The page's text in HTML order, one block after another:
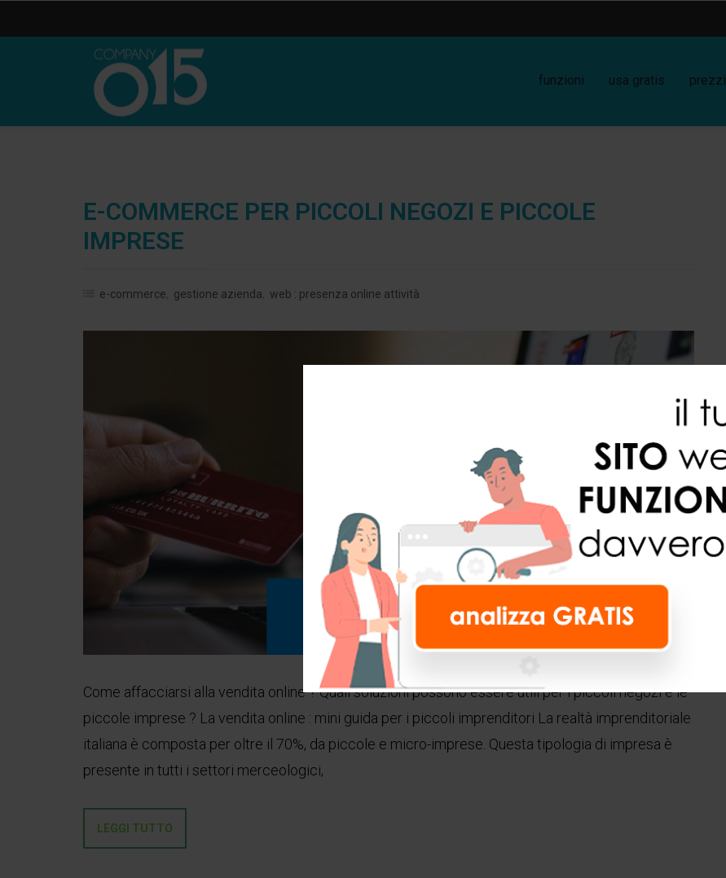
funzioni usa gratis prezzi
E-COMMERCE PER PICCOLI NEGOZI E PICCOLE
IMPRESE
e-commerce gestione azienda web : presenza online attività
Come affacciarsi alla vendita online ? Quali soluzioni possono essere utili per i piccoli negozi e le
piccole imprese ? La vendita online : mini guida per i piccoli imprenditori La realtà imprenditoriale
italiana è composta per oltre il 70%, da piccole e micro-imprese. Questa tipologia di impresa è
presente in tutti i settori merceologici,
LEGGI TUTTO